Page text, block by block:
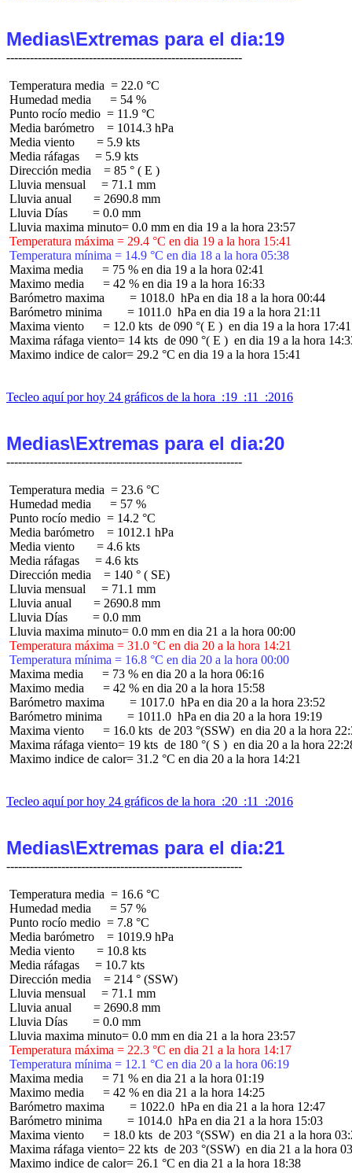
Medias\Extremas para el dia:19
Temperatura media  = 22.0 °C
Humedad media      = 54 %
Punto rocío medio  = 11.9 °C
Media barómetro    = 1014.3 hPa
Media viento       = 5.9 kts
Media ráfagas     = 5.9 kts
Dirección media    = 85 ° ( E )
Lluvia mensual     = 71.1 mm
Lluvia anual       = 2690.8 mm
Lluvia Días        = 0.0 mm
Temperatura máxima = 29.4 °C en dia 19 a la hora 15:41
Temperatura mínima = 14.9 °C en dia 18 a la hora 05:38
Maxima media      = 75 % en dia 19 a la hora 02:41
Maximo media      = 42 % en dia 19 a la hora 16:33
Barómetro maxima        = 1018.0  hPa en dia 18 a la hora 00:44
Barómetro minima        = 1011.0  hPa en dia 19 a la hora 21:11
Maxima viento      = 12.0 kts  de 090 °( E )  en dia 19 a la hora 17:41
Maxima ráfaga viento= 14 kts  de 090 °( E )  en dia 19 a la hora
Maximo indice de calor= 29.2 °C en dia 19 a la hora 15:41
Tecleo aquí por hoy 24 gráficos de la hora  :19  :11  :2016
Medias\Extremas para el dia:20
Temperatura media  = 23.6 °C
Humedad media      = 57 %
Punto rocío medio  = 14.2 °C
Media barómetro    = 1012.1 hPa
Media viento       = 4.6 kts
Media ráfagas     = 4.6 kts
Dirección media    = 140 ° ( SE)
Lluvia mensual     = 71.1 mm
Lluvia anual       = 2690.8 mm
Lluvia Días        = 0.0 mm
Temperatura máxima = 31.0 °C en dia 20 a la hora 14:21
Temperatura mínima = 16.8 °C en dia 20 a la hora 00:00
Maxima media      = 73 % en dia 20 a la hora 06:16
Maximo media      = 42 % en dia 20 a la hora 15:58
Barómetro maxima        = 1017.0  hPa en dia 20 a la hora 23:52
Barómetro minima        = 1011.0  hPa en dia 20 a la hora 19:19
Maxima viento      = 16.0 kts  de 203 °(SSW)  en dia 20 a la hora
Maxima ráfaga viento= 19 kts  de 180 °( S )  en dia 20 a la hora
Maximo indice de calor= 31.2 °C en dia 20 a la hora 14:21
Tecleo aquí por hoy 24 gráficos de la hora  :20  :11  :2016
Medias\Extremas para el dia:21
Temperatura media  = 16.6 °C
Humedad media      = 57 %
Punto rocío medio  = 7.8 °C
Media barómetro    = 1019.9 hPa
Media viento       = 10.8 kts
Media ráfagas     = 10.7 kts
Dirección media    = 214 ° (SSW)
Lluvia mensual     = 71.1 mm
Lluvia anual       = 2690.8 mm
Lluvia Días        = 0.0 mm
Temperatura máxima = 22.3 °C en dia 21 a la hora 14:17
Temperatura mínima = 12.1 °C en dia 20 a la hora 06:19
Maxima media      = 71 % en dia 21 a la hora 01:19
Maximo media      = 42 % en dia 21 a la hora 14:25
Barómetro maxima        = 1022.0  hPa en dia 21 a la hora 12:47
Barómetro minima        = 1014.0  hPa en dia 21 a la hora 15:03
Maxima viento      = 18.0 kts  de 203 °(SSW)  en dia 21 a la hora
Maxima ráfaga viento= 22 kts  de 203 °(SSW)  en dia 21 a la hora
Maximo indice de calor= 26.1 °C en dia 21 a la hora 18:38